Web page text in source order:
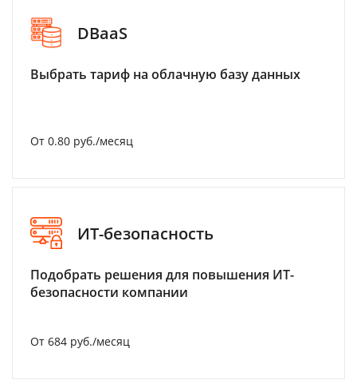
DBaaS
Выбрать тариф на облачную базу данных
От 0.80 руб./месяц
ИТ-безопасность
Подобрать решения для повышения ИТ-
безопасности компании
От 684 руб./месяц